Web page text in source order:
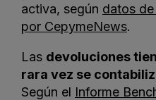
activa, según datos
por CepymeNews.
Las devoluciones
rara vez se
Según el Informe